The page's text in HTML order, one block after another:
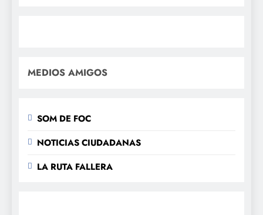
MEDIOS AMIGOS
SOM DE FOC
NOTICIAS CIUDADANAS
LA RUTA FALLERA